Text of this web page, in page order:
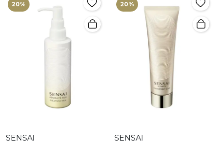
20%
SENSAI
20%
SENSAI